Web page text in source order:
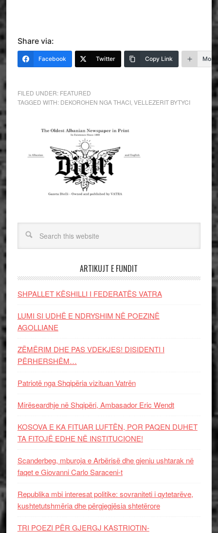
Share via:
Facebook Twitter Copy Link More
FILED UNDER: FEATURED
TAGGED WITH: DEKOROHEN NGA THACI, VELLEZERIT BYTYCI
ARTIKUJT E FUNDIT
SHPALLET KËSHILLI I FEDERATËS VATRA
LUMI SI UDHË E NDRYSHIM NË POEZINË
AGOLLIANE
ZËMËRIM DHE PAS VDEKJES! DISIDENTI I
PËRHERSHËM…
Patriotë nga Shqipëria vizituan Vatrën
Mirëseardhje në Shqipëri, Ambasador Eric Wendt
KOSOVA E KA FITUAR LUFTËN, POR PAQEN DUHET
TA FITOJË EDHE NË INSTITUCIONE!
Scanderbeg, mburoja e Arbërisë dhe gjeniu ushtarak në
faqet e Giovanni Carlo Saraceni-t
Republika mbi interesat politike: sovraniteti i qytetarëve,
kushtetutshmëria dhe përgjegjësia shtetërore
TRI POEZI PËR GJERGJ KASTRIOTIN-